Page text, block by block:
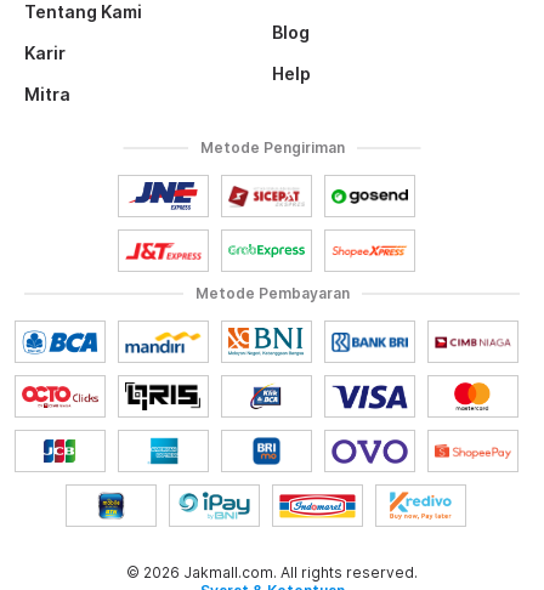
Tentang Kami
Karir
Mitra
Blog
Help
Metode Pembayaran
Metode Pengiriman
© 2026 Jakmall.com. All rights reserved.